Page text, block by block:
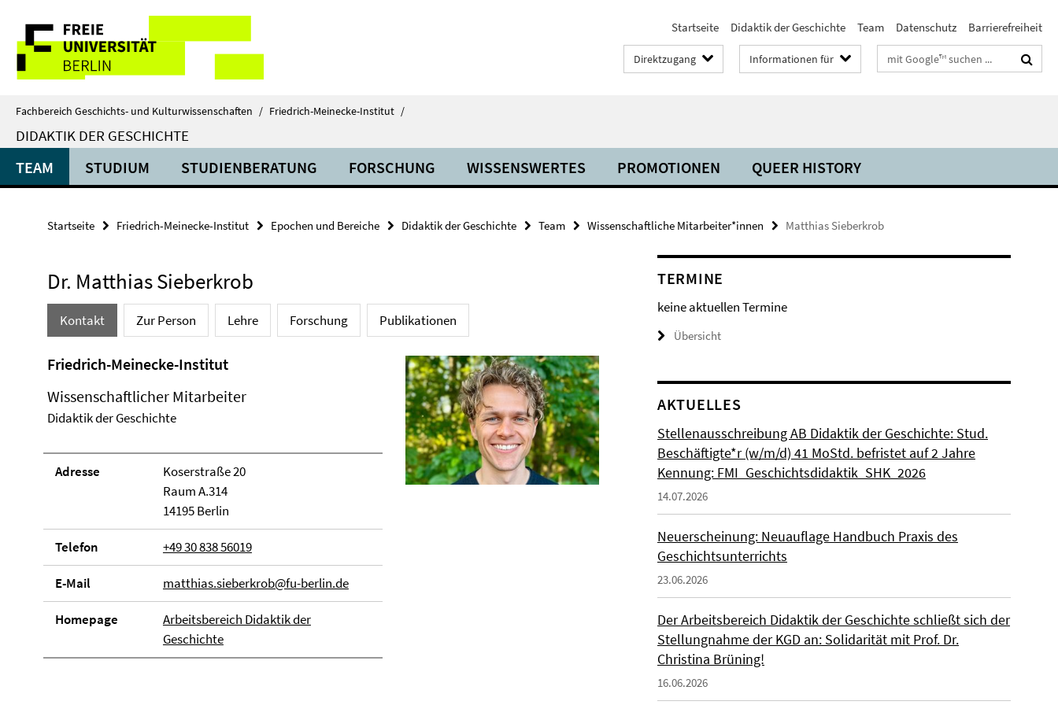
direkt
Inhalt
Service-
Navigation
Startseite Didaktik der Geschichte Team Datenschutz Barrierefreiheit
Direktzugang Informationen für Suchbegriffe
Fachbereich Geschichts- und Kulturwissenschaften / Friedrich-Meinecke-Institut /
DIDAKTIK DER GESCHICHTE
TEAM STUDIUM STUDIENBERATUNG FORSCHUNG WISSENSWERTES PROMOTIONEN QUEER HISTORY
Startseite Friedrich-Meinecke-Institut Epochen und Bereiche Didaktik der Geschichte Team Wissenschaftliche Mitarbeiter*innen Matthias Sieberkrob
Dr. Matthias Sieberkrob
Kontakt Zur Person Lehre Forschung Publikationen
Friedrich-Meinecke-Institut
Wissenschaftlicher Mitarbeiter
Didaktik der Geschichte
Adresse
Koserstraße 20
Raum A.314
14195 Berlin
Telefon +49 30 838 56019
E-Mail matthias.sieberkrob@fu-berlin.de
Homepage
Arbeitsbereich Didaktik der
Geschichte
TERMINE
keine aktuellen Termine
Übersicht
AKTUELLES
Stellenausschreibung AB Didaktik der Geschichte: Stud.
Beschäftigte*r (w/m/d) 41 MoStd. befristet auf 2 Jahre
Kennung: FMI_Geschichtsdidaktik_SHK_2026
14.07.2026
Neuerscheinung: Neuauflage Handbuch Praxis des
Geschichtsunterrichts
23.06.2026
Der Arbeitsbereich Didaktik der Geschichte schließt sich der
Stellungnahme der KGD an: Solidarität mit Prof. Dr.
Christina Brüning!
16.06.2026